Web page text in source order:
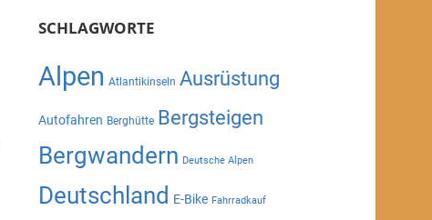
SCHLAGWORTE
Alpen Atlantikinseln Ausrüstung
Autofahren Berghütte Bergsteigen
Bergwandern Deutsche Alpen
Deutschland E-Bike Fahrradkauf